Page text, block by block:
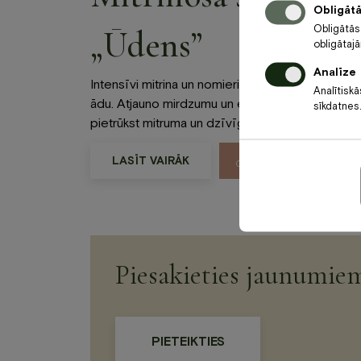
„Ūdens”
Intensīvi mitrina un nomierina sausu, jutīgu vai
ādu. Atjauno mirdzumu un elastību. Perfekta
pietrūkst mitruma un dzīvīguma.
LASĪT VAIRĀK Cena /1 pers./60
Piesakieties
Analīze